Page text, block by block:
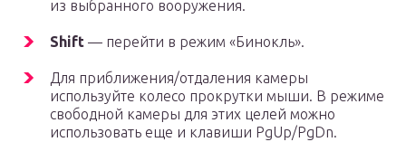
из выбранного вооружения.
Shift — перейти в режим «Бинокль».
Для приближения/отдаления камеры
используйте колесо прокрутки мыши. В режиме
свободной камеры для этих целей можно
использовать еще и клавиши PgUp/PgDn.